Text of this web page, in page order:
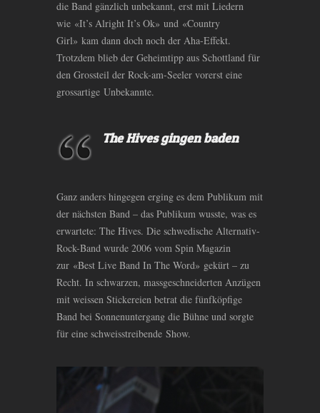
die Band gänzlich unbekannt, erst mit Liedern
wie «It’s Alright It’s Ok» und «Country
Girl» kam dann doch noch der Aha-Effekt.
Trotzdem blieb der Geheimtipp aus Schottland für
den Grossteil der Rock-am-Seeler vorerst eine
grossartige Unbekannte.
The Hives gingen baden
Ganz anders hingegen erging es dem Publikum mit
der nächsten Band – das Publikum wusste, was es
erwartete: The Hives. Die schwedische Alternativ-
Rock-Band wurde 2006 vom Spin Magazin
zur «Best Live Band In The Word» gekürt – zu
Recht. In schwarzen, massgeschneiderten Anzügen
mit weissen Stickereien betrat die fünfköpfige
Band bei Sonnenuntergang die Bühne und sorgte
für eine schweisstreibende Show.